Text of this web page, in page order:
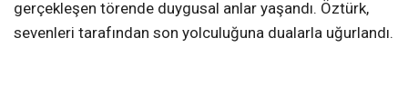
gerçekleşen törende duygusal anlar yaşandı. Öztürk,
sevenleri tarafından son yolculuğuna dualarla uğurlandı.